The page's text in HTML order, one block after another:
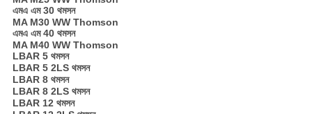
এমএ এম 30 থমসন
MA M30 WW Thomson
এমএ এম 40 থমসন
MA M40 WW Thomson
LBAR 5 থমসন
LBAR 5 2LS থমসন
LBAR 8 থমসন
LBAR 8 2LS থমসন
LBAR 12 থমসন